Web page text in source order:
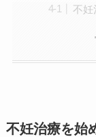
不妊
不妊治療を始